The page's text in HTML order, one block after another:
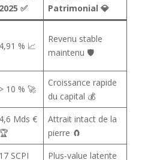
2025 ✅
Patrimonial 💎
4,91 % 📈
Revenu stable
maintenu 🛡️
> 10 % 🚀
Croissance rapide
du capital 💰
4,6 Mds €
🏆
Attrait intact de la
pierre 🧲
17 SCPI
Plus-value latente